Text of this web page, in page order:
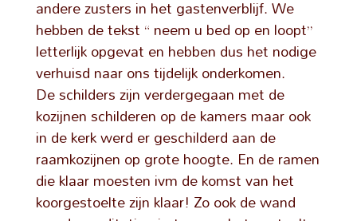
andere zusters in het gastenverblijf. We
hebben de tekst “ neem u bed op en loopt”
letterlijk opgevat en hebben dus het nodige
verhuisd naar ons tijdelijk onderkomen.
De schilders zijn verdergegaan met de
kozijnen schilderen op de kamers maar ook
in de kerk werd er geschilderd aan de
raamkozijnen op grote hoogte. En de ramen
die klaar moesten ivm de komst van het
koorgestoelte zijn klaar! Zo ook de wand